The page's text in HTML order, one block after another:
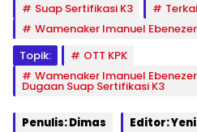
Suap Sertifikasi K3
Wamenaker Imanuel Ebenezer
Topik:
OTT KPK
Wamenaker Imanuel
Dugaan Suap Sertifikasi K3
Penulis: Dimas Editor: Yeni